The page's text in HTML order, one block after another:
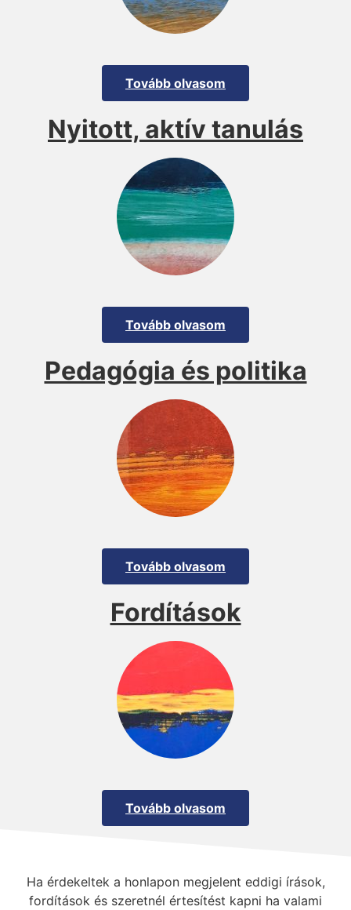
Tovább olvasom
Nyitott, aktív tanulás
Tovább olvasom
Pedagógia és politika
Tovább olvasom
Fordítások
Tovább olvasom
Ha érdekeltek a honlapon megjelent eddigi írások,
fordítások és szeretnél értesítést kapni ha valami